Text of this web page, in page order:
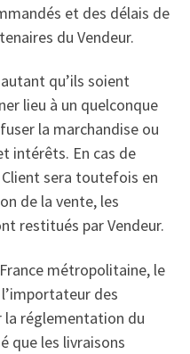
et des délais de
du Vendeur.
qu’ils soient
lieu à un quelconque
la marchandise ou
intérêts. En cas de
sera toutefois en
de la vente, les
restitués par Vendeur.
métropolitaine, le
des
réglementation du
que les livraisons